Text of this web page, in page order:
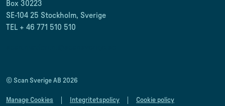
Box 30223
SE-104 25 Stockholm, Sverige
TEL + 46 771 510 510
© Scan Sverige AB 2026
Manage Cookies Integritetspolicy Cookie policy